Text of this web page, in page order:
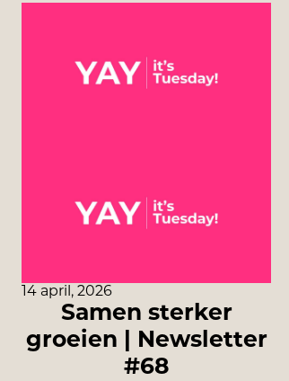
14 april, 2026
Samen sterker
groeien | Newsletter
#68